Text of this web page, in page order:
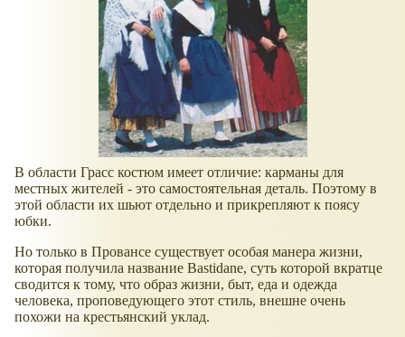
В области Грасс костюм имеет отличие: карманы для
местных жителей - это самостоятельная деталь. Поэтому в
этой области их шьют отдельно и прикрепляют к поясу
юбки.
Но только в Провансе существует особая манера жизни,
которая получила название Bastidane, суть которой вкратце
сводится к тому, что образ жизни, быт, еда и одежда
человека, проповедующего этот стиль, внешне очень
похожи на крестьянский уклад.